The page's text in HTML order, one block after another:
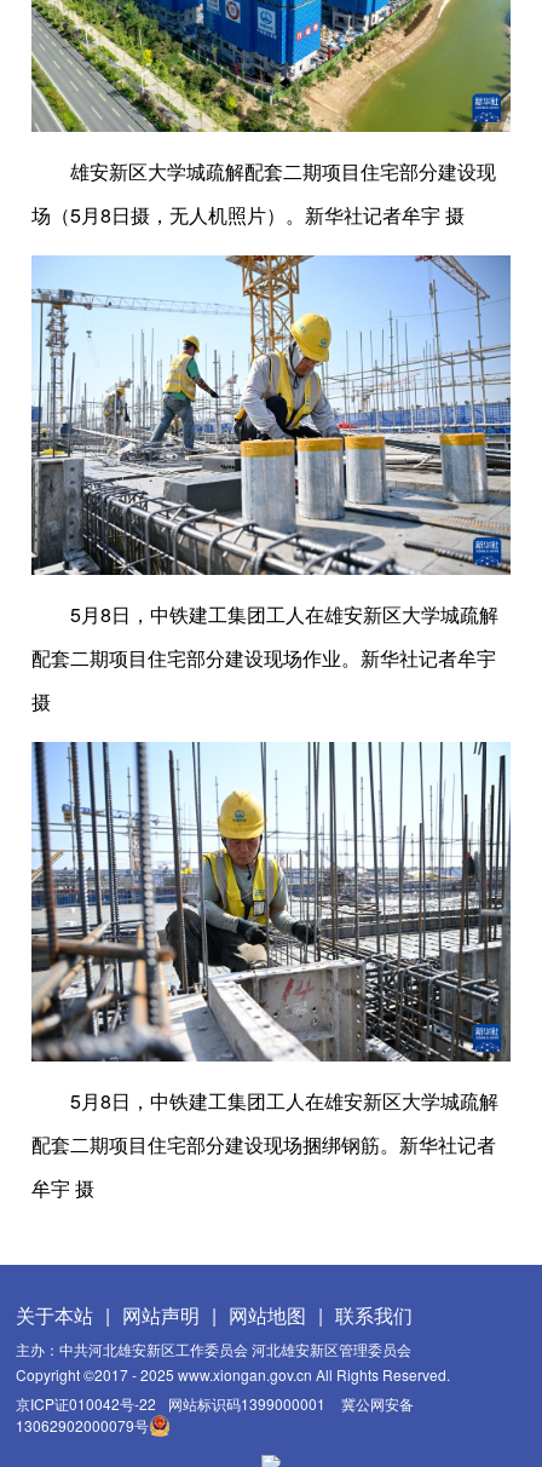
雄安新区大学城疏解配套二期项目住宅部分建设现
场（5月8日摄，无人机照片）。新华社记者牟宇 摄
5月8日，中铁建工集团工人在雄安新区大学城疏解
配套二期项目住宅部分建设现场作业。新华社记者牟宇
摄
5月8日，中铁建工集团工人在雄安新区大学城疏解
配套二期项目住宅部分建设现场捆绑钢筋。新华社记者
牟宇 摄
关于本站 | 网站声明 | 网站地图 | 联系我们
主办：中共河北雄安新区工作委员会 河北雄安新区管理委员会
Copyright ©2017 - 2025 www.xiongan.gov.cn All Rights Reserved.
京ICP证010042号-22
网站标识码1399000001
冀公网安备
13062902000079号